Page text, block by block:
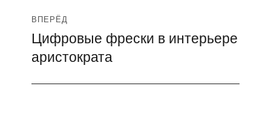
ВПЕРЁД
Следующая
запись:
Цифровые фрески в интерьере
аристократа